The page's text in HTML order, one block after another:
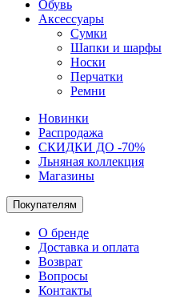
Обувь
Аксессуары
Сумки
Шапки и шарфы
Носки
Перчатки
Ремни
Новинки
Распродажа
СКИДКИ ДО -70%
Льняная коллекция
Магазины
Покупателям
О бренде
Доставка и оплата
Возврат
Вопросы
Контакты